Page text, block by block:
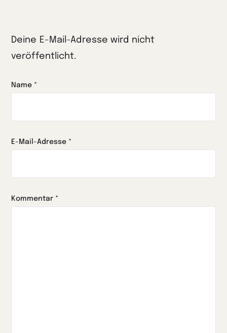
Deine E-Mail-Adresse wird nicht
veröffentlicht.
Name *
E-Mail-Adresse *
Kommentar *